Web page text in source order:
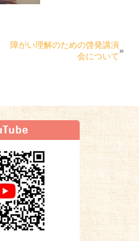
障がい理解のための啓発講演
会について
»